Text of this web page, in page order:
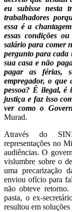
eu subisse nesta
trabalhadores
essa é a
essas condições
salário para comer
pergunto para cada
sua casa e não
pagar as férias,
empregador, o que
pessoa? É ilegal, é
justiça e faz isso
ver como o
Murad.
Através do
representações no
audiências. O
vislumbre sobre o
uma precarização
enviou ofício para
não obteve
pasta, o ex-
resultou em soluções